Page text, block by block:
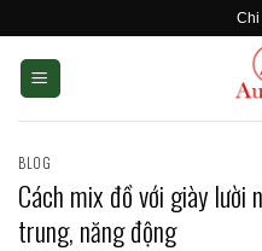
content
Chi
BLOG
Cách mix đồ với giày lười
trung, năng động